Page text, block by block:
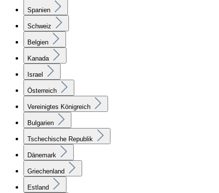
Spanien
Schweiz
Belgien
Kanada
Israel
Österreich
Vereinigtes Königreich
Bulgarien
Tschechische Republik
Dänemark
Griechenland
Estland